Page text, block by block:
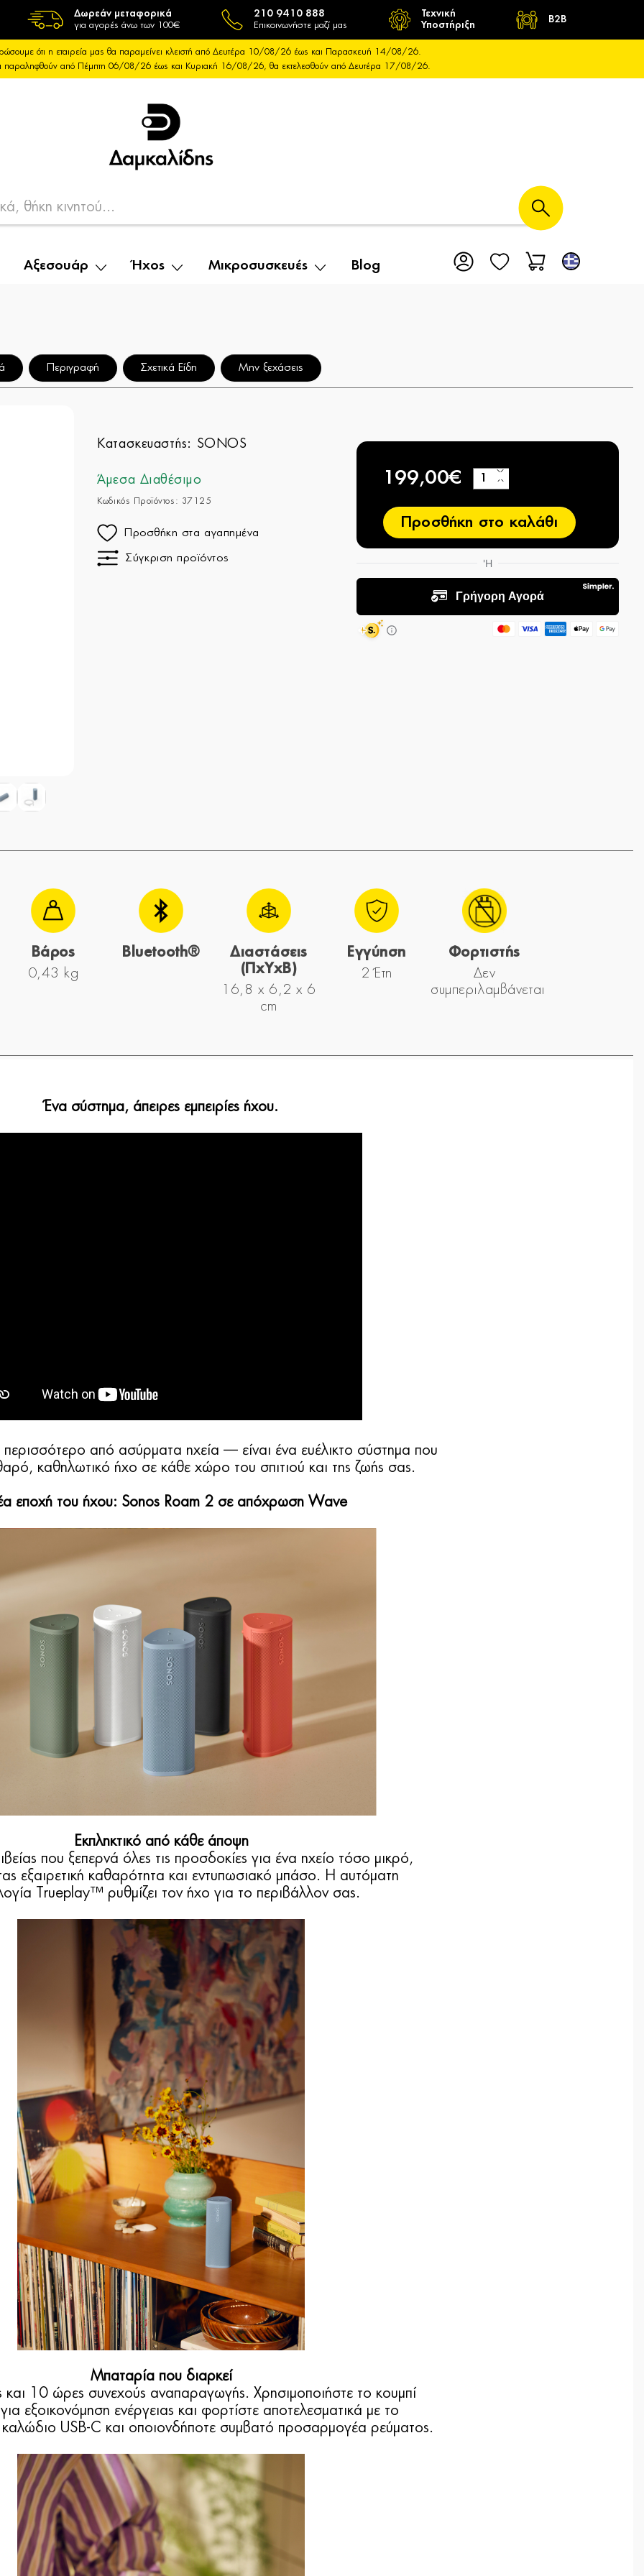
Δωρεάν μεταφορικά
για αγορές άνω των 100€
210 9410 888
Επικοινωνήστε μαζί μας
Τεχνική
Υποστήριξη
B2B
ότι η εταιρεία μας θα παραμείνει κλειστή από Δευτέρα 10/08/26 έως και Παρασκευή 14/08/26.
παραληφθούν από Πέμπτη 06/08/26 έως και Κυριακή 16/08/26, θα εκτελεσθούν από Δευτέρα 17/08/26.
Αξεσουάρ Ήχος Μικροσυσκευές Blog
Περιγραφή Σχετικά Είδη Μην ξεχάσεις
Κατασκευαστής: SONOS
Άμεσα Διαθέσιμο
Κωδικός Προϊόντος: 37125
Προσθήκη στα αγαπημένα
Σύγκριση προϊόντος
199,00€ −
+
Προσθήκη στο καλάθι
Βάρος
0,43 kg
Bluetooth®
Διαστάσεις
(ΠxYxΒ)
16,8 x 6,2 x 6
cm
Εγγύηση
2 Έτη
Φορτιστής
Δεν
συμπεριλαμβάνεται
Ένα σύστημα, άπειρες εμπειρίες ήχου.
περισσότερο από ασύρματα ηχεία — είναι ένα ευέλικτο σύστημα που
καθηλωτικό ήχο σε κάθε χώρο του σπιτιού και της ζωής σας.
εποχή του ήχου: Sonos Roam 2 σε απόχρωση Wave
Εκπληκτικό από κάθε άποψη
που ξεπερνά όλες τις προσδοκίες για ένα ηχείο τόσο μικρό,
εξαιρετική καθαρότητα και εντυπωσιακό μπάσο. Η αυτόματη
Trueplay™ ρυθμίζει τον ήχο για το περιβάλλον σας.
Μπαταρία που διαρκεί
10 ώρες συνεχούς αναπαραγωγής. Χρησιμοποιήστε το κουμπί
εξοικονόμηση ενέργειας και φορτίστε αποτελεσματικά με το
καλώδιο USB-C και οποιονδήποτε συμβατό προσαρμογέα ρεύματος.